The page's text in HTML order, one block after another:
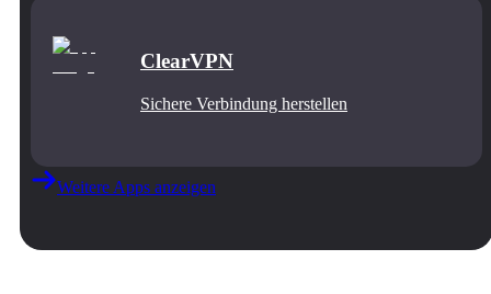
ClearVPN
Sichere Verbindung herstellen
Weitere Apps anzeigen